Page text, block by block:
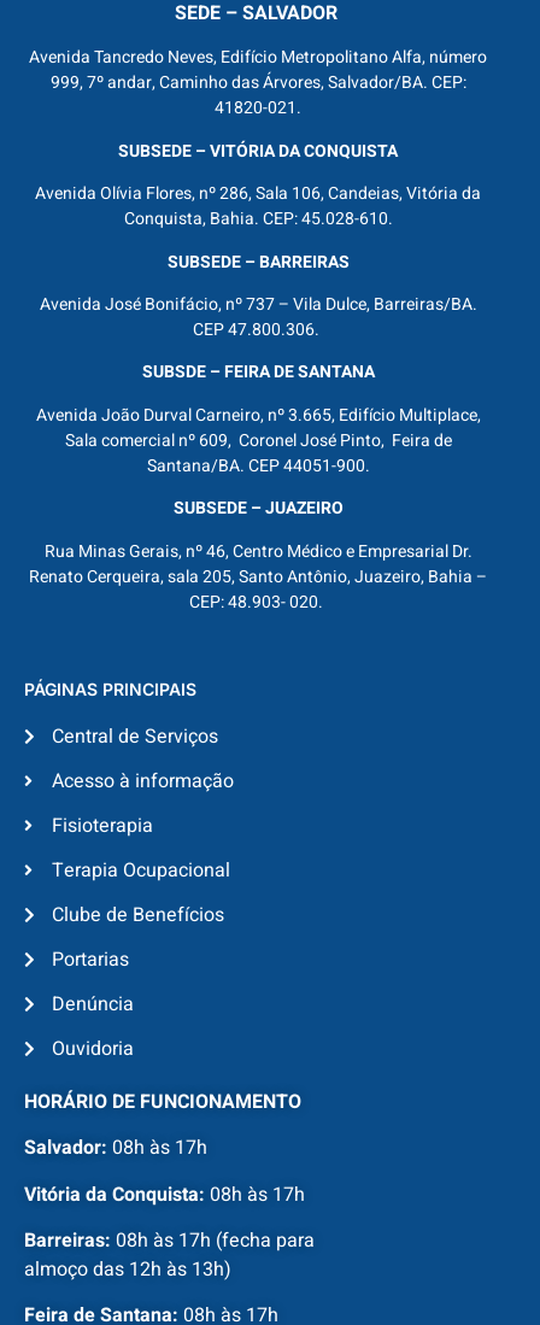
SEDE – SALVADOR
Avenida Tancredo Neves, Edifício Metropolitano Alfa, número
999, 7º andar, Caminho das Árvores, Salvador/BA. CEP:
41820-021.
SUBSEDE – VITÓRIA DA CONQUISTA
Avenida Olívia Flores, nº 286, Sala 106, Candeias, Vitória da
Conquista, Bahia. CEP: 45.028-610.
SUBSEDE – BARREIRAS
Avenida José Bonifácio, nº 737 – Vila Dulce, Barreiras/BA.
CEP 47.800.306.
SUBSDE – FEIRA DE SANTANA
Avenida João Durval Carneiro, nº 3.665, Edifício Multiplace,
Sala comercial nº 609, Coronel José Pinto, Feira de
Santana/BA. CEP 44051-900.
SUBSEDE – JUAZEIRO
Rua Minas Gerais, nº 46, Centro Médico e Empresarial Dr.
Renato Cerqueira, sala 205, Santo Antônio, Juazeiro, Bahia –
CEP: 48.903- 020.
PÁGINAS PRINCIPAIS
Central de Serviços
Acesso à informação
Fisioterapia
Terapia Ocupacional
Clube de Benefícios
Portarias
Denúncia
Ouvidoria
HORÁRIO DE FUNCIONAMENTO
Salvador: 08h às 17h
Vitória da Conquista: 08h às 17h
Barreiras: 08h às 17h (fecha para
almoço das 12h às 13h)
Feira de Santana: 08h às 17h